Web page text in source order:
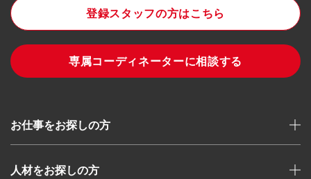
登録スタッフの方はこちら
専属コーディネーターに相談する
お仕事をお探しの方
整備士の求人を探す(メカ二ッ求)
人材をお探しの方